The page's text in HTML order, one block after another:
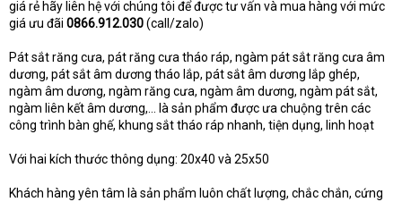
giá rẻ hãy liên hệ với chúng tôi để được tư vấn và mua hàng với mức
giá ưu đãi 0866.912.030(call/zalo)
Pát sắt răng cưa, pát răng cưa tháo ráp, ngàm pát sắt răng cưa âm
dương, pát sắt âm dương tháo lắp, pát sắt âm dương lắp ghép,
ngàm âm dương, ngàm răng cưa, ngàm âm dương, ngàm pát sắt,
ngàm liên kết âm dương,… là sản phẩm được ưa chuộng trên các
công trình bàn ghế, khung sắt tháo ráp nhanh, tiện dụng, linh hoạt
Với hai kích thước thông dụng: 20x40 và 25x50
Khách hàng yên tâm là sản phẩm luôn chất lượng, chắc chắn, cứng